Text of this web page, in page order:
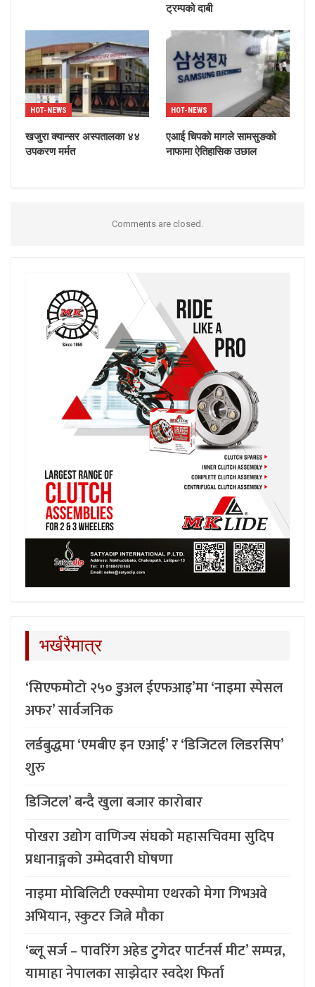
ट्रम्पको दाबी
HOT-NEWS
खजुरा क्यान्सर अस्पतालका ४४
उपकरण मर्मत
HOT-NEWS
एआई चिपको मागले सामसुङको
नाफामा ऐतिहासिक उछाल
Comments are closed.
भर्खरैमात्र
‘सिएफमोटो २५० डुअल ईएफआइ’मा ‘नाइमा स्पेसल
अफर’ सार्वजनिक
लर्डबुद्धमा ‘एमबीए इन एआई’ र ‘डिजिटल लिडरसिप’
शुरु
डिजिटल’ बन्दै खुला बजार कारोबार
पोखरा उद्योग वाणिज्य संघको महासचिवमा सुदिप
प्रधानाङ्गको उम्मेदवारी घोषणा
नाइमा मोबिलिटी एक्स्पोमा एथरको मेगा गिभअवे
अभियान, स्कुटर जित्ने मौका
‘ब्लू सर्ज – पावरिंग अहेड टुगेदर पार्टनर्स मीट’ सम्पन्न,
यामाहा नेपालका साझेदार स्वदेश फिर्ता